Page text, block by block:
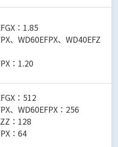
：1.85
、WD60EFPX、WD40EFZ
：1.20
：512
、WD60EFPX：256
：128
：64